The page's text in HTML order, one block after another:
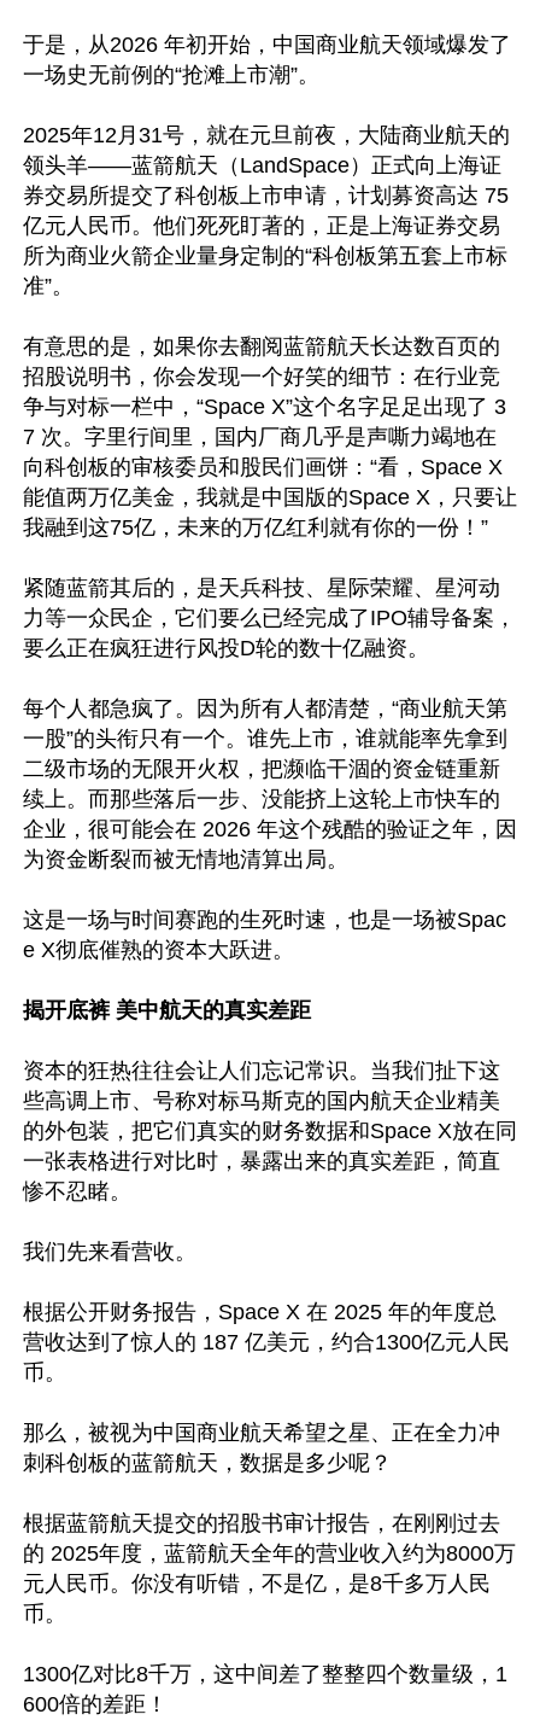
于是，从2026 年初开始，中国商业航天领域爆发了
一场史无前例的“抢滩上市潮”。
2025年12月31号，就在元旦前夜，大陆商业航天的
领头羊——蓝箭航天（LandSpace）正式向上海证
券交易所提交了科创板上市申请，计划募资高达 75
亿元人民币。他们死死盯著的，正是上海证券交易
所为商业火箭企业量身定制的“科创板第五套上市标
准”。
有意思的是，如果你去翻阅蓝箭航天长达数百页的
招股说明书，你会发现一个好笑的细节：在行业竞
争与对标一栏中，“Space X”这个名字足足出现了 3
7 次。字里行间里，国内厂商几乎是声嘶力竭地在
向科创板的审核委员和股民们画饼：“看，Space X
能值两万亿美金，我就是中国版的Space X，只要让
我融到这75亿，未来的万亿红利就有你的一份！”
紧随蓝箭其后的，是天兵科技、星际荣耀、星河动
力等一众民企，它们要么已经完成了IPO辅导备案，
要么正在疯狂进行风投D轮的数十亿融资。
每个人都急疯了。因为所有人都清楚，“商业航天第
一股”的头衔只有一个。谁先上市，谁就能率先拿到
二级市场的无限开火权，把濒临干涸的资金链重新
续上。而那些落后一步、没能挤上这轮上市快车的
企业，很可能会在 2026 年这个残酷的验证之年，因
为资金断裂而被无情地清算出局。
这是一场与时间赛跑的生死时速，也是一场被Spac
e X彻底催熟的资本大跃进。
揭开底裤 美中航天的真实差距
资本的狂热往往会让人们忘记常识。当我们扯下这
些高调上市、号称对标马斯克的国内航天企业精美
的外包装，把它们真实的财务数据和Space X放在同
一张表格进行对比时，暴露出来的真实差距，简直
惨不忍睹。
我们先来看营收。
根据公开财务报告，Space X 在 2025 年的年度总
营收达到了惊人的 187 亿美元，约合1300亿元人民
币。
那么，被视为中国商业航天希望之星、正在全力冲
刺科创板的蓝箭航天，数据是多少呢？
根据蓝箭航天提交的招股书审计报告，在刚刚过去
的 2025年度，蓝箭航天全年的营业收入约为8000万
元人民币。你没有听错，不是亿，是8千多万人民
币。
1300亿对比8千万，这中间差了整整四个数量级，1
600倍的差距！